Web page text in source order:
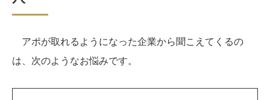
アポが取れるようになった企業から聞こえてくるの
は、次のようなお悩みです。